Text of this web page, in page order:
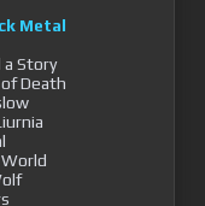
Metal
a Story
Death